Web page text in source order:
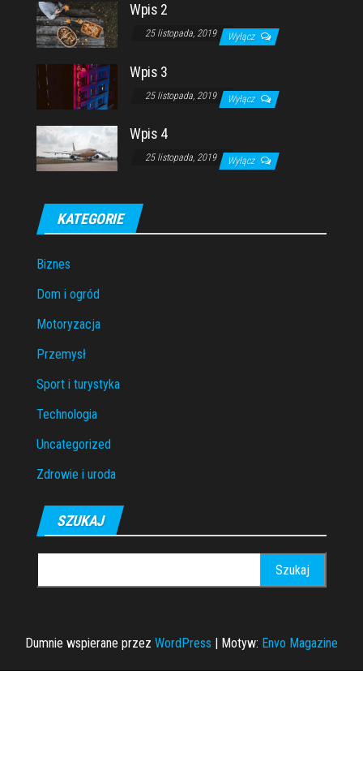
Wpis 2
25 listopada, 2019 Wyłącz
Wpis 3
25 listopada, 2019 Wyłącz
Wpis 4
25 listopada, 2019 Wyłącz
KATEGORIE
Biznes
Dom i ogród
Motoryzacja
Przemysł
Sport i turystyka
Technologia
Uncategorized
Zdrowie i uroda
SZUKAJ
Dumnie wspierane przez WordPress | Motyw: Envo Magazine